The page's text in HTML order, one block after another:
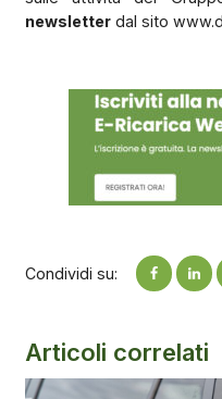
newsletterdal sito
Condividi su:
Articoli correlati